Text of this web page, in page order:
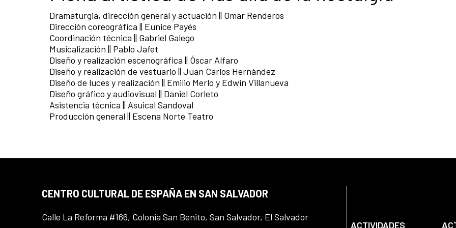
Dramaturgia, dirección general y actuación || Omar Renderos
Dirección coreográfica || Eunice Payés
Coordinación técnica || Gabriel Galego
Musicalización || Pablo Jafet
Diseño y realización escenográfica || Óscar Alfaro
Diseño y realización de vestuario || Juan Carlos Hernández
Diseño de luces y realización || Emilio Merlo y Edwin Villanueva
Diseño gráfico y audiovisual || Daniel Corleto
Asistencia técnica || Asuical Sandoval
Producción general || Escena Norte Teatro
CENTRO CULTURAL DE ESPAÑA EN SAN SALVADOR
Calle La Reforma #166, Colonia San Benito, San Salvador, El Salvador
ACTIVIDADES